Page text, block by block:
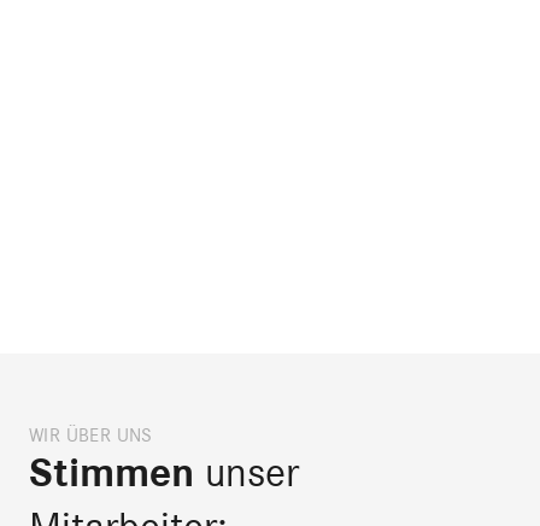
WIR ÜBER UNS
Stimmen unser